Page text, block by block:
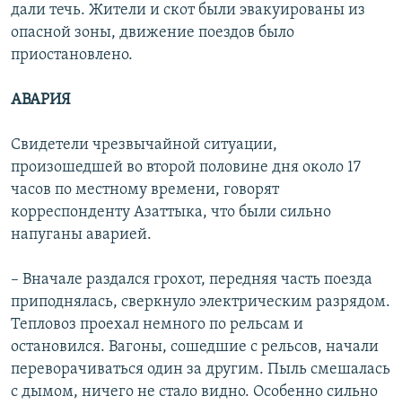
дали течь. Жители и скот были эвакуированы из
опасной зоны, движение поездов было
приостановлено.
АВАРИЯ
Свидетели чрезвычайной ситуации,
произошедшей во второй половине дня около 17
часов по местному времени, говорят
корреспонденту Азаттыка, что были сильно
напуганы аварией.
– Вначале раздался грохот, передняя часть поезда
приподнялась, сверкнуло электрическим разрядом.
Тепловоз проехал немного по рельсам и
остановился. Вагоны, сошедшие с рельсов, начали
переворачиваться один за другим. Пыль смешалась
с дымом, ничего не стало видно. Особенно сильно